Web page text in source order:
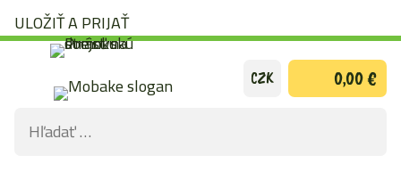
Preskočiť
Hľadať:
CZK 0,00 €
ULOŽIŤ A PRIJAŤ